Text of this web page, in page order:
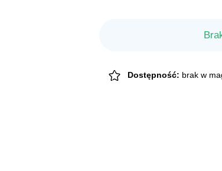
wynosiła:
Dostępność: brak w